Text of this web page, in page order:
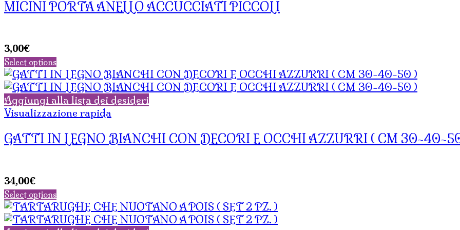
MICINI PORTA ANELLO ACCUCCIATI PICCOLI
3,00€
Select options
Aggiungi alla lista dei desideri
Visualizzazione rapida
GATTI IN LEGNO BIANCHI CON DECORI E OCCHI AZZURRI ( CM 30-40-
34,00€
Select options